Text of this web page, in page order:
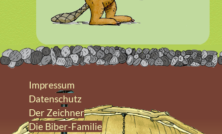
Impressum
Datenschutz
Der Zeichner
Die Biber-Familie